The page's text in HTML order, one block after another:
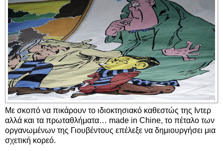
Με σκοπό να πικάρουν το ιδιοκτησιακό καθεστώς της Ιντερ
αλλά και τα πρωταθλήματα… made in Chine, το πέταλο των
οργανωμένων της Γιουβέντους επέλεξε να δημιουργήσει μια
σχετική κορεό.